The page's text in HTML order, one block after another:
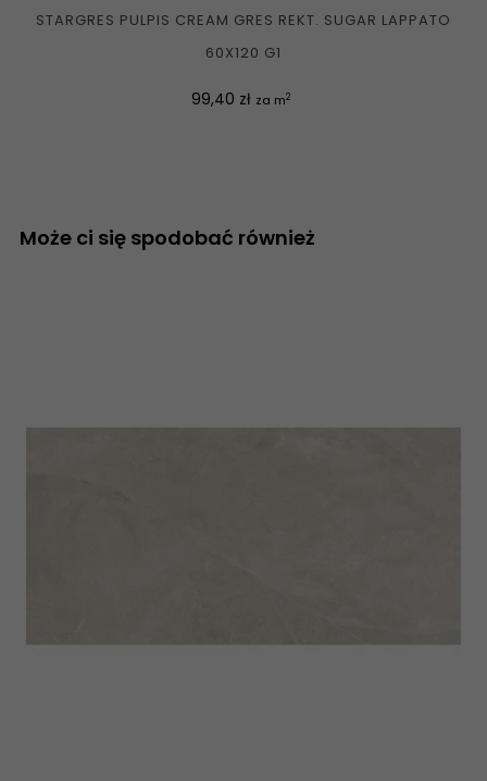
STARGRES PULPIS CREAM GRES REKT. SUGAR LAPPATO
60X120 G1
Cena
99,40 zł za m2
Może ci się spodobać również